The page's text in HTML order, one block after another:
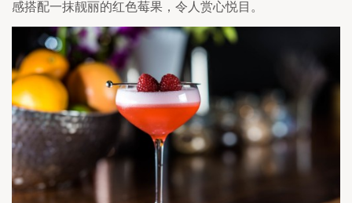
感搭配一抹靓丽的红色莓果，令人赏心悦目。